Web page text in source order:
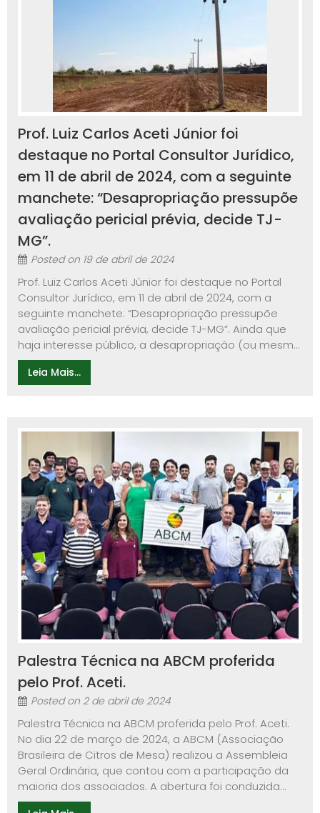
Prof. Luiz Carlos Aceti Júnior foi
destaque no Portal Consultor Jurídico,
em 11 de abril de 2024, com a seguinte
manchete: “Desapropriação pressupõe
avaliação pericial prévia, decide TJ-
MG”.
Posted on 19 de abril de 2024
Prof. Luiz Carlos Aceti Júnior foi destaque no Portal
Consultor Jurídico, em 11 de abril de 2024, com a
seguinte manchete: “Desapropriação pressupõe
avaliação pericial prévia, decide TJ-MG”. Ainda que
haja interesse público, a desapropriação (ou mesm...
Leia Mais...
Palestra Técnica na ABCM proferida
pelo Prof. Aceti.
Posted on 2 de abril de 2024
Palestra Técnica na ABCM proferida pelo Prof. Aceti.
No dia 22 de março de 2024, a ABCM (Associação
Brasileira de Citros de Mesa) realizou a Assembleia
Geral Ordinária, que contou com a participação da
maioria dos associados. A abertura foi conduzida...